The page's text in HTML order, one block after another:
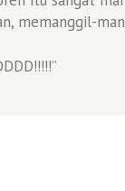
memanggil-